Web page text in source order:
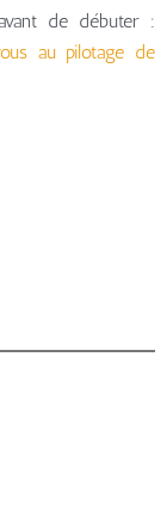
de débuter :
au pilotage de